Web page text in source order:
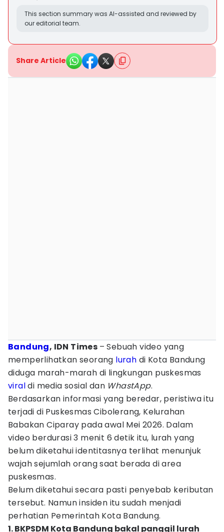
This section summary was AI-assisted and reviewed by
our editorial team.
Share Article
Bandung, IDN Times – Sebuah video yang
memperlihatkan seorang lurah di Kota Bandung
diduga marah-marah di lingkungan puskesmas
viraldi media sosial dan WhastApp.
Berdasarkan informasi yang beredar, peristiwa itu
terjadi di Puskesmas Cibolerang, Kelurahan
Babakan Ciparay pada awal Mei 2026. Dalam
video berdurasi 3 menit 6 detik itu, lurah yang
belum diketahui identitasnya terlihat menunjuk
wajah sejumlah orang saat berada di area
puskesmas.
Belum diketahui secara pasti penyebab keributan
tersebut. Namun insiden itu sudah menjadi
perhatian Pemerintah Kota Bandung.
1. BKPSDM Kota Bandung bakal panggil lurah